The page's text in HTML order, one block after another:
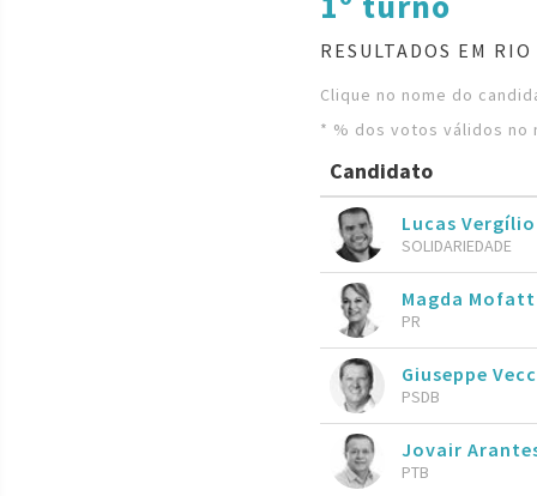
RESULTADOS EM
Clique no nome do
* % dos votos válidos no
Candidato
Lucas
SOLIDARIEDADE
Magda
PR
Giuseppe
PSDB
Jovair
PTB